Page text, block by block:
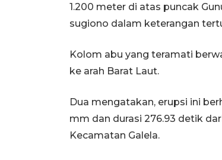
1.200 meter di atas puncak
sugiono dalam keterangan
Kolom abu yang teramati
ke arah Barat Laut.
Dua mengatakan, erupsi ini
mm dan durasi 276.93 detik
Kecamatan Galela.